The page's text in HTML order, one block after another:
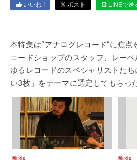
いいね ! ポスト LINEで送
本特集は“アナログレコード”に焦点
コードショップのスタッフ、レー
ゆるレコードのスペシャリストた
い3枚」をテーマに選定してもらった
Music Music